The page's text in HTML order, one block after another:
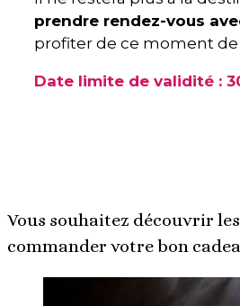
prendre rendez-vous
profiter de ce moment
Date limite de validité :
Vous souhaitez découvrir
commander votre bon